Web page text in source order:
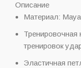
Описание
Материал:
Тренировочная
тренировок
Эластичная